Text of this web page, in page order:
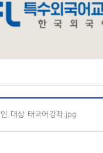
대상 태국어강좌.jpg